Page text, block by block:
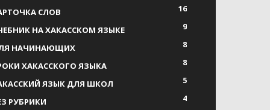
СЛОВ
16
НА ХАКАССКОМ ЯЗЫКЕ
9
НАЧИНАЮЩИХ
8
ХАКАССКОГО ЯЗЫКА
8
ЯЗЫК ДЛЯ ШКОЛ
5
РУБРИКИ
4